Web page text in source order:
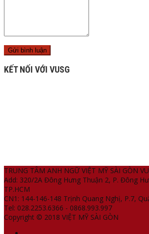
KẾT NỐI VỚI VUSG
TRUNG TÂM ANH NGỮ VIỆT MỸ SÀI GÒN
Add: 320/2A Đông Hưng Thuận 2, P. Đông
TP.HCM
CN1: 144-146-148 Trịnh Quang Nghị, P.7,
Tel: 028.2253.6366 - 0868.993.997
Copyright © 2018 VIỆT MỸ SÀI GÒN